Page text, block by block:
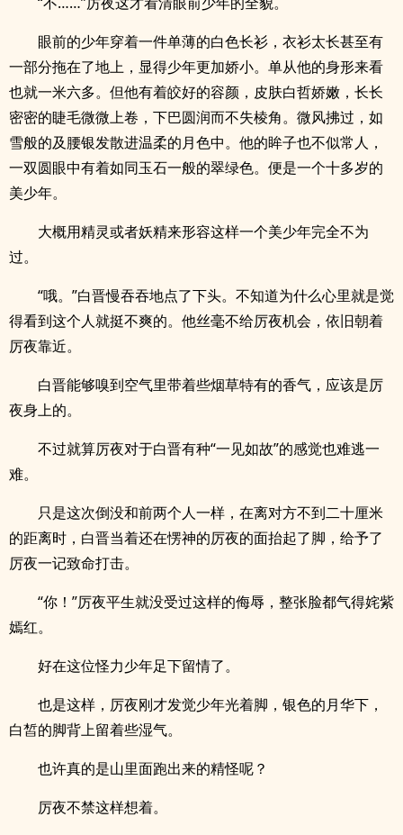
眼前的少年穿着一件单薄的白色长衫，衣衫太长甚至有
一部分拖在了地上，显得少年更加娇小。单从他的身形来看
也就一米六多。但他有着皎好的容颜，皮肤白哲娇嫩，长长
密密的睫毛微微上卷，下巴圆润而不失棱角。微风拂过，如
雪般的及腰银发散进温柔的月色中。他的眸子也不似常人，
一双圆眼中有着如同玉石一般的翠绿色。便是一个十多岁的
美少年。
大概用精灵或者妖精来形容这样一个美少年完全不为
过。
“哦。”白晋慢吞吞地点了下头。不知道为什么心里就是觉
得看到这个人就挺不爽的。他丝毫不给厉夜机会，依旧朝着
厉夜靠近。
白晋能够嗅到空气里带着些烟草特有的香气，应该是厉
夜身上的。
不过就算厉夜对于白晋有种“一见如故”的感觉也难逃一
难。
只是这次倒没和前两个人一样，在离对方不到二十厘米
的距离时，白晋当着还在愣神的厉夜的面抬起了脚，给予了
厉夜一记致命打击。
“你！”厉夜平生就没受过这样的侮辱，整张脸都气得姹紫
嫣红。
好在这位怪力少年足下留情了。
也是这样，厉夜刚才发觉少年光着脚，银色的月华下，
白皙的脚背上留着些湿气。
也许真的是山里面跑出来的精怪呢？
厉夜不禁这样想着。